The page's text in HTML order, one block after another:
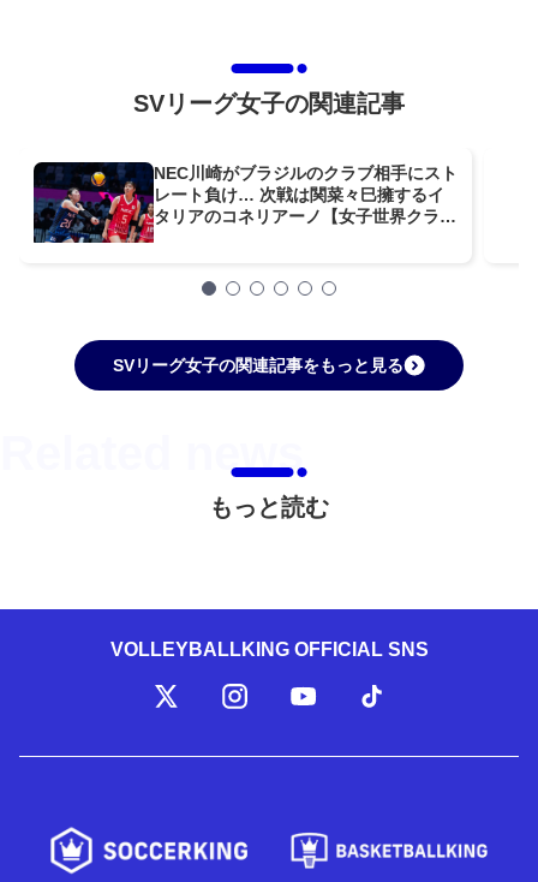
SVリーグ女子の関連記事
NEC川崎がブラジルのクラブ相手にスト
レート負け… 次戦は関菜々巳擁するイ
タリアのコネリアーノ【女子世界クラブ
SVリーグ女子の関連記事をもっと見る
もっと読む
VOLLEYBALLKING OFFICIAL SNS